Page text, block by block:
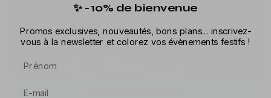
✨ -10% de bienvenue
Promos exclusives, nouveautés, bons plans... inscrivez-
vous à la newsletter et colorez vos évènements festifs !